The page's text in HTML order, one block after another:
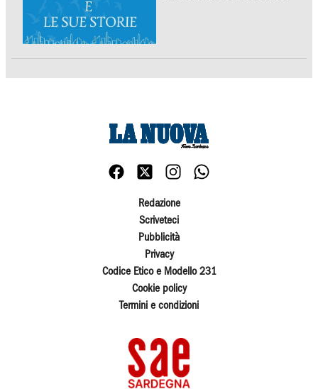
Redazione
Scriveteci
Pubblicità
Privacy
Codice Etico e Modello 231
Cookie policy
Termini e condizioni